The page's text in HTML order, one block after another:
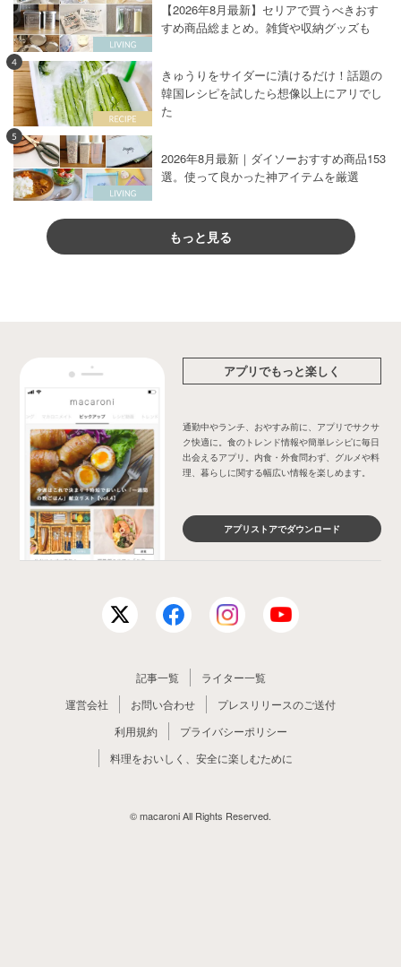
【2026年8月最新】セリアで買うべきおす
すめ商品総まとめ。雑貨や収納グッズも
4
きゅうりをサイダーに漬けるだけ！話題の
韓国レシピを試したら想像以上にアリでし
た
5
2026年8月最新｜ダイソーおすすめ商品153
選。使って良かった神アイテムを厳選
もっと見る
アプリでもっと楽しく
通勤中やランチ、おやすみ前に、アプリでサクサ
ク快適に。食のトレンド情報や簡単レシピに毎日
出会えるアプリ。内食・外食問わず、グルメや料
理、暮らしに関する幅広い情報を楽しめます。
アプリストアでダウンロード
記事一覧
ライター一覧
運営会社
お問い合わせ
プレスリリースのご送付
利用規約
プライバシーポリシー
料理をおいしく、安全に楽しむために
© macaroni All Rights Reserved.